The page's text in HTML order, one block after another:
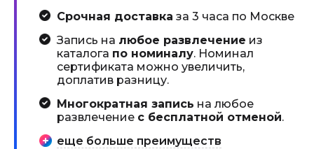
Срочная доставка за 3 часа по Москве
Запись на любое развлечение из
каталога по номиналу. Номинал
сертификата можно увеличить,
доплатив разницу.
Многократная запись на любое
развлечение с бесплатной отменой.
еще больше преимуществ